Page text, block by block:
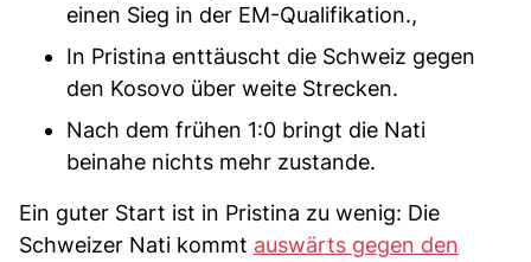
einen Sieg in der EM-Qualifikation.,
In Pristina enttäuscht die Schweiz gegen
den Kosovo über weite Strecken.
Nach dem frühen 1:0 bringt die Nati
beinahe nichts mehr zustande.
Ein guter Start ist in Pristina zu wenig: Die
Schweizer Nati kommt auswärts gegen den